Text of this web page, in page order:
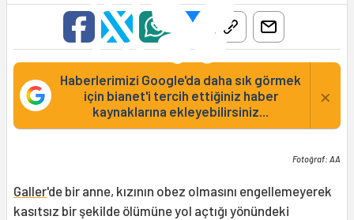
Haberlerimizi Google'da daha sık görmek
için bianet'i tercih ettiğiniz haber
kaynaklarına ekleyebilirsiniz...
×
Fotoğraf: AA
Galler'de bir anne, kızının obez olmasını engellemeyerek
kasıtsız bir şekilde ölümüne yol açtığı yönündeki